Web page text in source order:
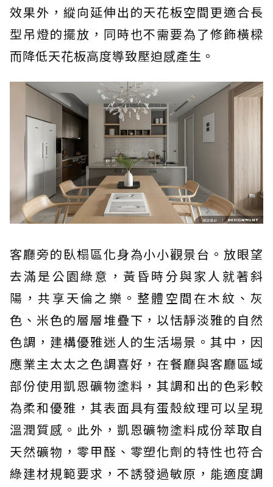
效果外，縱向延伸出的天花板空間更適合長
型吊燈的擺放，同時也不需要為了修飾橫樑
而降低天花板高度導致壓迫感產生。
客廳旁的臥榻區化身為小小觀景台。放眼望
去滿是公園綠意，黃昏時分與家人就著斜
陽，共享天倫之樂。整體空間在木紋、灰
色、米色的層層堆疊下，以恬靜淡雅的自然
色調，建構優雅迷人的生活場景。其中，因
應業主太太之色調喜好，在餐廳與客廳區域
部份使用凱恩礦物塗料，其調和出的色彩較
為柔和優雅，其表面具有蛋殼紋理可以呈現
溫潤質感。此外，凱恩礦物塗料成份萃取自
天然礦物，零甲醛、零塑化劑的特性也符合
綠建材規範要求，不誘發過敏原，能適度調